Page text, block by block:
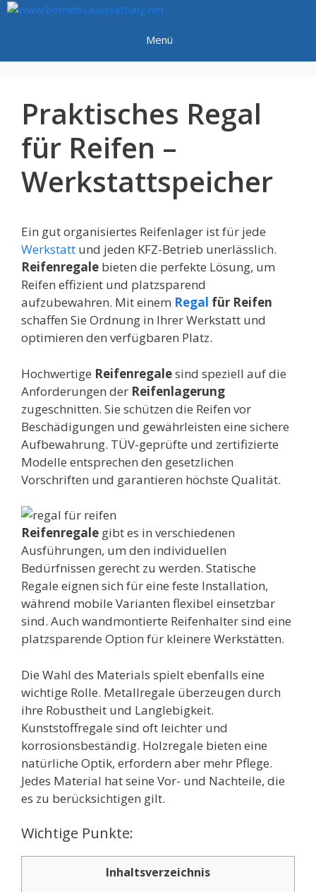
Zum
Menü
Praktisches Regal
für Reifen –
Werkstattspeicher
Ein gut organisiertes Reifenlager ist für jede
Werkstatt und jeden KFZ-Betrieb unerlässlich.
Reifenregale bieten die perfekte Lösung, um
Reifen effizient und platzsparend
aufzubewahren. Mit einem Regal für Reifen
schaffen Sie Ordnung in Ihrer Werkstatt und
optimieren den verfügbaren Platz.
Hochwertige Reifenregalesind speziell auf die
Anforderungen der Reifenlagerung
zugeschnitten. Sie schützen die Reifen vor
Beschädigungen und gewährleisten eine sichere
Aufbewahrung. TÜV-geprüfte und zertifizierte
Modelle entsprechen den gesetzlichen
Vorschriften und garantieren höchste Qualität.
Reifenregale gibt es in verschiedenen
Ausführungen, um den individuellen
Bedürfnissen gerecht zu werden. Statische
Regale eignen sich für eine feste Installation,
während mobile Varianten flexibel einsetzbar
sind. Auch wandmontierte Reifenhalter sind eine
platzsparende Option für kleinere Werkstätten.
Die Wahl des Materials spielt ebenfalls eine
wichtige Rolle. Metallregale überzeugen durch
ihre Robustheit und Langlebigkeit.
Kunststoffregale sind oft leichter und
korrosionsbeständig. Holzregale bieten eine
natürliche Optik, erfordern aber mehr Pflege.
Jedes Material hat seine Vor- und Nachteile, die
es zu berücksichtigen gilt.
Wichtige Punkte:
Inhaltsverzeichnis